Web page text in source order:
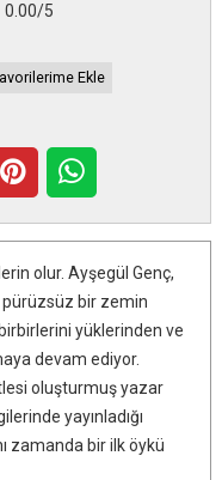
0.00/5
Ekle
olur. Ayşegül Genç,
bir zemin
yüklerinden ve
devam ediyor.
oluşturmuş yazar
yayınladığı
zamanda bir ilk öykü